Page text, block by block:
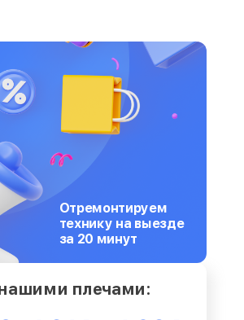
Отремонтируем
технику на выезде
за 20 минут
плечами: